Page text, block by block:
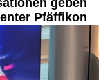
geben
Pfäffikon